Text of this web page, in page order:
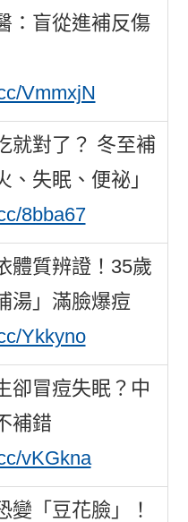
盲從進補反傷
VmmxjN
就對了？ 冬至補
、失眠、便祕」
8bba67
體質辨證！35歲
湯」滿臉爆痘
Ykkyno
卻冒痘失眠？中
補錯
vKGkna
變「豆花臉」！